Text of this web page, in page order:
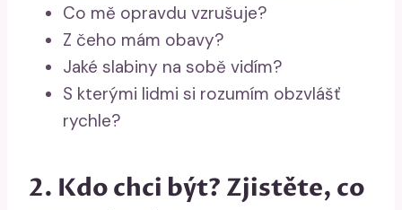
Co mě opravdu vzrušuje?
Z čeho mám obavy?
Jaké slabiny na sobě vidím?
S kterými lidmi si rozumím obzvlášť
rychle?
2. Kdo chci být? Zjistěte, co